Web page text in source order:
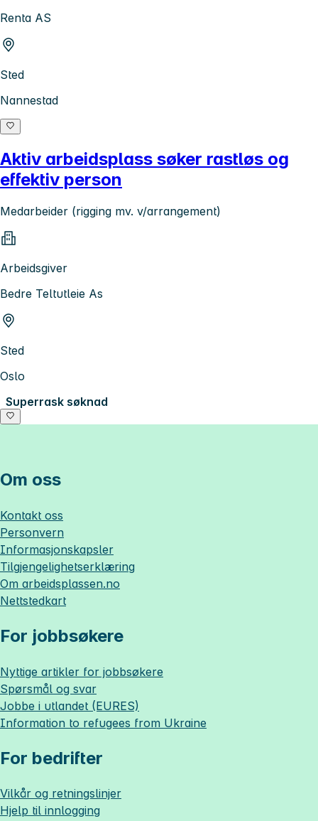
Renta AS
Sted
Nannestad
Aktiv arbeidsplass søker rastløs og
effektiv person
Medarbeider (rigging mv. v/arrangement)
Arbeidsgiver
Bedre Teltutleie As
Sted
Oslo
Superrask søknad
Om oss
Kontakt oss
Personvern
Informasjonskapsler
Tilgjengelighetserklæring
Om arbeidsplassen.no
Nettstedkart
For jobbsøkere
Nyttige artikler for jobbsøkere
Spørsmål og svar
Jobbe i utlandet (EURES)
Information to refugees from Ukraine
For bedrifter
Vilkår og retningslinjer
Hjelp til innlogging